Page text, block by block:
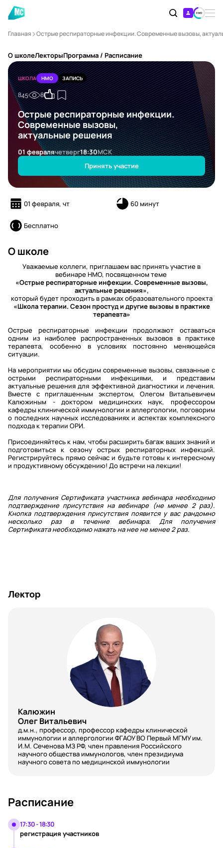
Главная Острые респираторные инфекции. Современные вызовы,
О школеЛекторыПрограмма / Расписание
ШКОЛА НМО ЗАПИСЬ
845 8
Острые респираторные инфекции.
Современные вызовы,
актуальные решения
01 февралячетверг18:30МСК
Принять участие
01 февраля, чт 60 минут
Бесплатно
О школе
Уважаемые коллеги, приглашаем вас принять участие в
вебинаре НМО, посвященном теме
«Острые респираторные инфекции. Современные вызовы,
актуальные решения»,
который будет проходить в рамках образовательного проекта
«Школа терапии. Сезон простуд и другие вызовы в практике
терапевта»
Острые респираторные инфекции продолжают оставаться
одним из наиболее распространенных вызовов в практике
терапевта, особенно в условиях постоянно меняющейся
ситуации.
На мероприятии мы обсудим современные вызовы, связанные с
острыми респираторными инфекциями, и представим
актуальные решения для эффективной диагностики и лечения.
Вместе с приглашенным экспертом, Олегом Витальевичем
Калюжиным - доктором медицинских наук, профессором
кафедры клинической иммунологии и аллергологии, поговорим
о последних научных исследованиях и аспектах комплексного
подхода к терапии ОРИ.
Присоединяйтесь к нам, чтобы расширить багаж ваших знаний и
подготовиться к сезону острых респираторных инфекций.
Регистрируйтесь прямо сейчас и будьте готовы к интересному
и продуктивному обсуждению! До встречи на лекции!
Для получения Сертификата участника вебинара необходимо
подтверждение присутствия на вебинаре (не менее 2 раз).
Кнопка подтверждения присутствия появится у вас рандомно
несколько раз в течение вебинара. Для получения
Сертификата необходимо нажать на нее не менее 2 раз.
Лектор
Калюжин
Олег Витальевич
д.м.н., профессор, профессор кафедры клинической
иммунологии и аллергологии ФГАОУ ВО Первый МГМУ им.
И.М. Сеченова МЗ РФ, член правления Российского
научного общества иммунологов, член президиума
научного совета по медицинской иммунологии
Расписание
17:30 - 18:30
регистрация участников